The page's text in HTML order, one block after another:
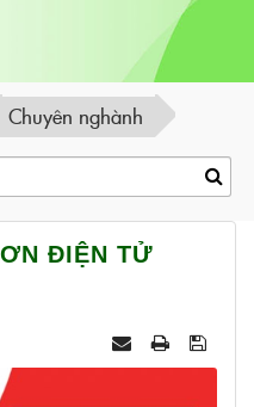
tạo
Việt
-
Chuyên nghành
ĐIỆN TỬ